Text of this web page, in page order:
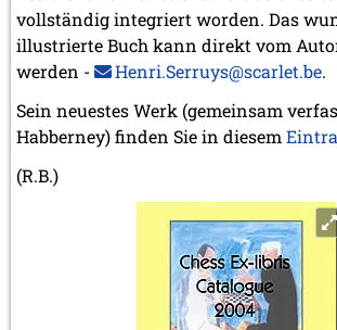
vollständig integriert worden. Das
illustrierte Buch kann direkt vom
werden -
Henri.Serruys@scarlet.be.
Sein neuestes Werk (gemeinsam
Habberney) finden Sie in diesem
(R.B.)